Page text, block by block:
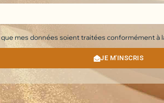
mes données soient traitées conformément à
JE M'INSCRIS